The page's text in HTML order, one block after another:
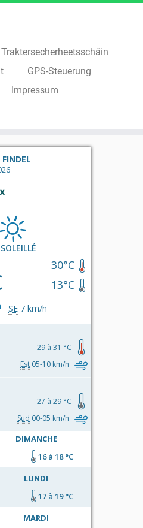
Traktersecherheetsschäin
GPS-Steuerung
Impressum
30°C
13°C
SE7 km/h
29 à 31 °C
Est 05-10 km/h
27 à 29 °C
Sud 00-05 km/h
DIMANCHE
16 à 18 °C
LUNDI
17 à 19 °C
MARDI